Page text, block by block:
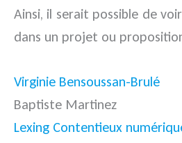
Ainsi, il serait possible de
dans un projet ou
Virginie Bensoussan-Brulé
Baptiste Martinez
Lexing Contentieux